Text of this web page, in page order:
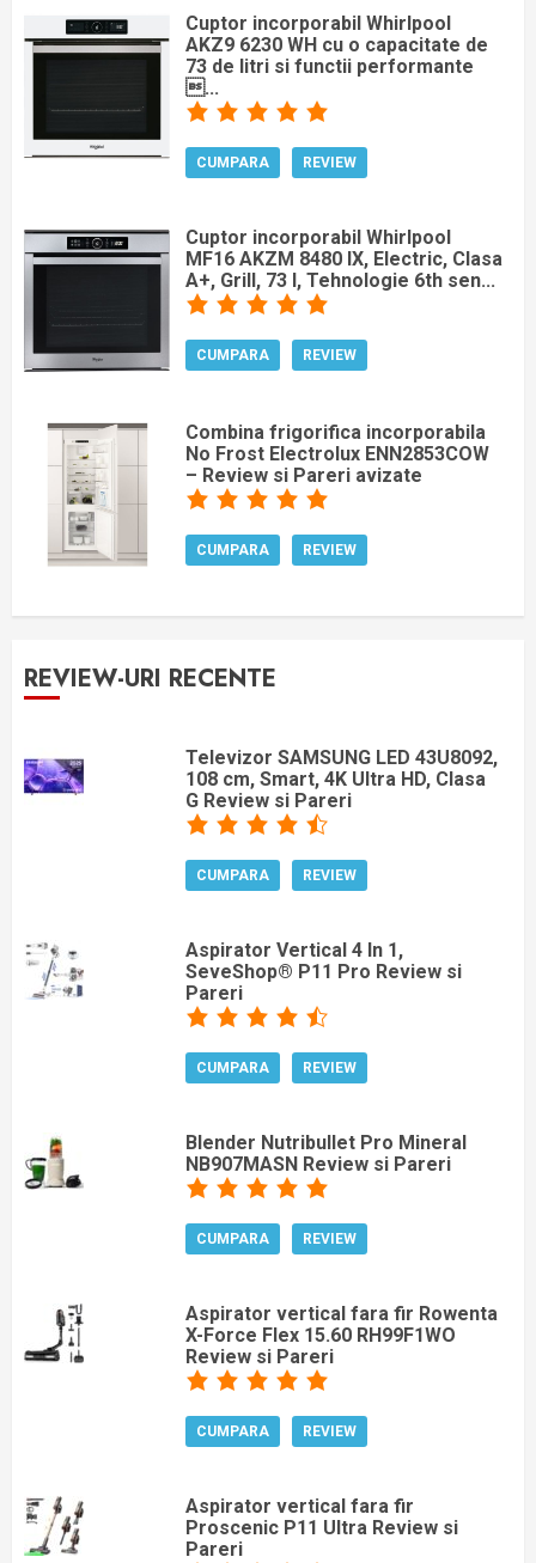
Cuptor incorporabil Whirlpool
AKZ9 6230 WH cu o capacitate de
73 de litri si functii performante
...
CUMPARA REVIEW
Cuptor incorporabil Whirlpool
MF16 AKZM 8480 IX, Electric, Clasa
A+, Grill, 73 l, Tehnologie 6th sen...
CUMPARA REVIEW
Combina frigorifica incorporabila
No Frost Electrolux ENN2853COW
– Review si Pareri avizate
CUMPARA REVIEW
REVIEW-URI RECENTE
Televizor SAMSUNG LED 43U8092,
108 cm, Smart, 4K Ultra HD, Clasa
G Review si Pareri
CUMPARA REVIEW
Aspirator Vertical 4 In 1,
SeveShop® P11 Pro Review si
Pareri
CUMPARA REVIEW
Blender Nutribullet Pro Mineral
NB907MASN Review si Pareri
CUMPARA REVIEW
Aspirator vertical fara fir Rowenta
X-Force Flex 15.60 RH99F1WO
Review si Pareri
CUMPARA REVIEW
Aspirator vertical fara fir
Proscenic P11 Ultra Review si
Pareri